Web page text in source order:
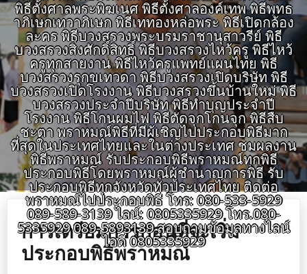
พิธีตั้งศาลพระพิฆเนศ พิธีตั้งศาลองค์เทพ พิธีพุทธ
าภิเษกเทวาภิเษก พิธีเททองหล่อพระ พิธีเปิดกล้อง
ละคร พิธีบวงสรวงพระบรมราชานุสาวรีย์ พิธี
บวงสรวงสิ่งศักดิ์สิทธิ์ พิธีบวงสรวงไหว้ครู พิธีไหว้
ครูทุกสายงาน พิธีไหว้ครูแพทย์แผนไทย พิธี
บวงสรวงรุกขเทวดา พิธีบวงสรวงเปิดบริษัท พิธี
บวงสรวงเปิดโรงงาน พิธีบวงสรวงขึ้นบ้านใหม่ พิธี
บวงสรวงประจำปีบริษัท พิธีทำบุญประจำปี
โรงงาน พิธีโกนผมไฟ พิธีตัดจุกโกนจุก พิธีสืบ
ชะตา พราหมณ์พิธีที่มีผู้เชิญไปประกอบพิธีมาก
ที่สุดในประเทศไทยและในต่างประเทศ ชมผลงาน
พิธีพราหมณ์ รับประกอบพิธีพราหมณ์ทุกพิธี
ประกอบพิธีโดยพราหมณ์ผู้ชำนาญการพิธี รับ
ประกอบพิธีทุกจังหวัดทั่วประเทศไทย ติดต่อ
พราหมณ์ไปประกอบพิธี โทร: 080-533-5929
089-589-3139 ไลน์: 0805335929 โทร.080-
5335929 089-5893139 สอบถามข้อมูลทางไลน์
ไอดี 0805335929
การเตรียมการก่อนที่จะเริ่ม
ประกอบพิธีพราหมณ์